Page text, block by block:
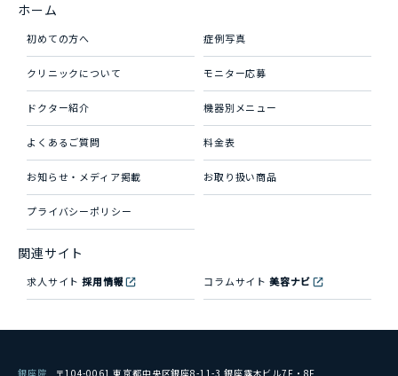
ホーム
初めての方へ 症例写真
クリニックについて モニター応募
ドクター紹介 機器別メニュー
よくあるご質問 料金表
お知らせ・メディア掲載 お取り扱い商品
プライバシーポリシー
関連サイト
求人サイト採用情報 コラムサイト 美容ナビ
銀座院 〒104-0061 東京都中央区銀座8-11-3 銀座露木ビル7F・8F